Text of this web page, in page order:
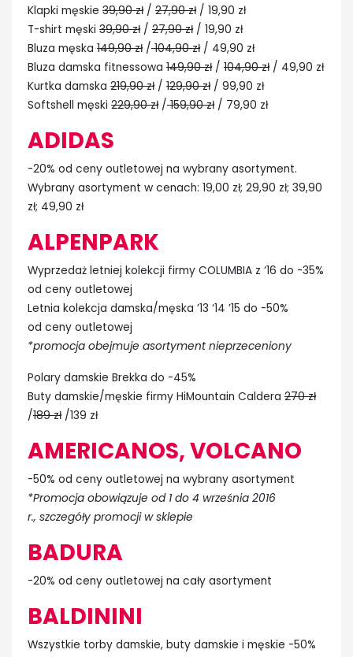
Klapki męskie 39,90 zł/ 27,90 zł/ 19,90 zł
T-shirt męski 39,90 zł/ 27,90 zł/ 19,90 zł
Bluza męska 149,90 zł/104,90 zł/ 49,90 zł
Bluza damska fitnessowa 149,90 zł/ 104,90 zł/ 49,90 zł
Kurtka damska 219,90 zł/ 129,90 zł/ 99,90 zł
Softshell męski 229,90 zł/159,90 zł/ 79,90 zł
ADIDAS
-20% od ceny outletowej na wybrany asortyment.
Wybrany asortyment w cenach: 19,00 zł; 29,90 zł; 39,90
zł; 49,90 zł
ALPENPARK
Wyprzedaż letniej kolekcji firmy COLUMBIA z ‘16 do -35%
od ceny outletowej
Letnia kolekcja damska/męska ’13 ‘14 ’15 do -50%
od ceny outletowej
*promocja obejmuje asortyment nieprzeceniony
Polary damskie Brekka do -45%
Buty damskie/męskie firmy HiMountain Caldera 270 zł
/189 zł/139 zł
AMERICANOS, VOLCANO
-50% od ceny outletowej na wybrany asortyment
*Promocja obowiązuje od 1 do 4 września 2016
r., szczegóły promocji w sklepie
BADURA
-20% od ceny outletowej na cały asortyment
BALDININI
Wszystkie torby damskie, buty damskie i męskie -50%